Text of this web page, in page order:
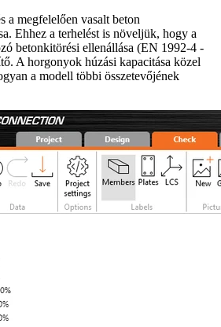
a megfelelően vasalt beton
Ehhez a terhelést is növeljük, hogy a
betonkitörési ellenállása (EN 1992-4 -
A horgonyok húzási kapacitása közel
a modell többi összetevőjének